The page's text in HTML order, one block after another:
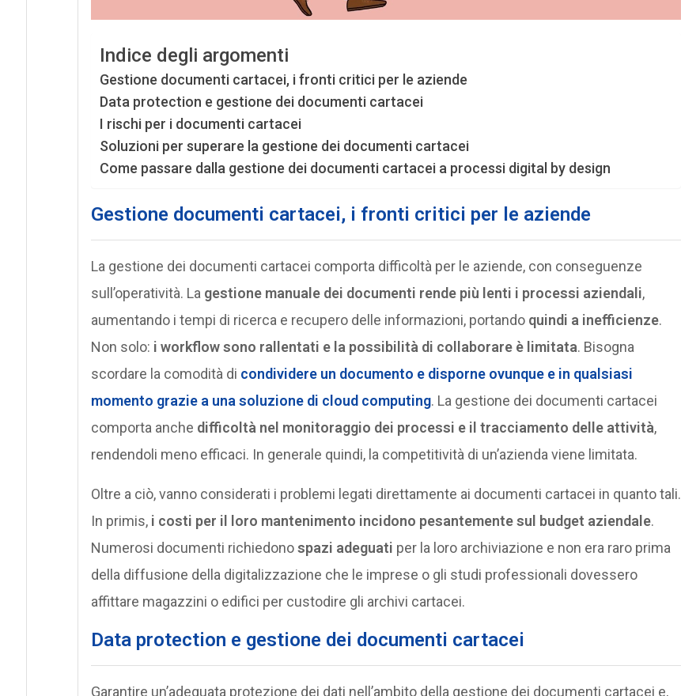
Indice degli argomenti
Gestione documenti cartacei, i fronti critici per le aziende
Data protection e gestione dei documenti cartacei
I rischi per i documenti cartacei
Soluzioni per superare la gestione dei documenti cartacei
Come passare dalla gestione dei documenti cartacei a processi digital by design
Gestione documenti cartacei, i fronti critici per le aziende
La gestione dei documenti cartacei comporta difficoltà per le aziende, con conseguenze
sull’operatività. La gestione manuale dei documenti rende più lenti i processi aziendali,
aumentando i tempi di ricerca e recupero delle informazioni, portandoquindi a inefficienze.
Non solo: i workflow sono rallentati e la possibilità di collaborare è limitata. Bisogna
scordare la comodità di condividere un documento e disporne ovunque e in qualsiasi
momento grazie a una soluzione di cloud computing. La gestione dei documenti cartacei
comporta anche difficoltà nel monitoraggio dei processi e il tracciamento delle attività,
rendendoli meno efficaci. In generale quindi, la competitività di un’azienda viene limitata.
Oltre a ciò, vanno considerati i problemi legati direttamente ai documenti cartacei in quanto tali.
In primis, i costi per il loro mantenimento incidono pesantemente sul budget aziendale.
Numerosi documenti richiedonospazi adeguati per la loro archiviazione e non era raro prima
della diffusione della digitalizzazione che le imprese o gli studi professionali dovessero
affittare magazzini o edifici per custodire gli archivi cartacei.
Data protection e gestione dei documenti cartacei
Garantire un’adeguata protezione dei dati nell’ambito della gestione dei documenti cartacei e,